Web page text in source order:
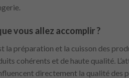
vous allez accomplir ?
la préparation et la cuisson des
cohérents et de haute qualité.
directement la qualité des